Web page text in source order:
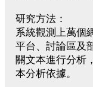
研究方法：
系統觀測上萬個
平台、討論區及
關文本進行分析
本分析依據。